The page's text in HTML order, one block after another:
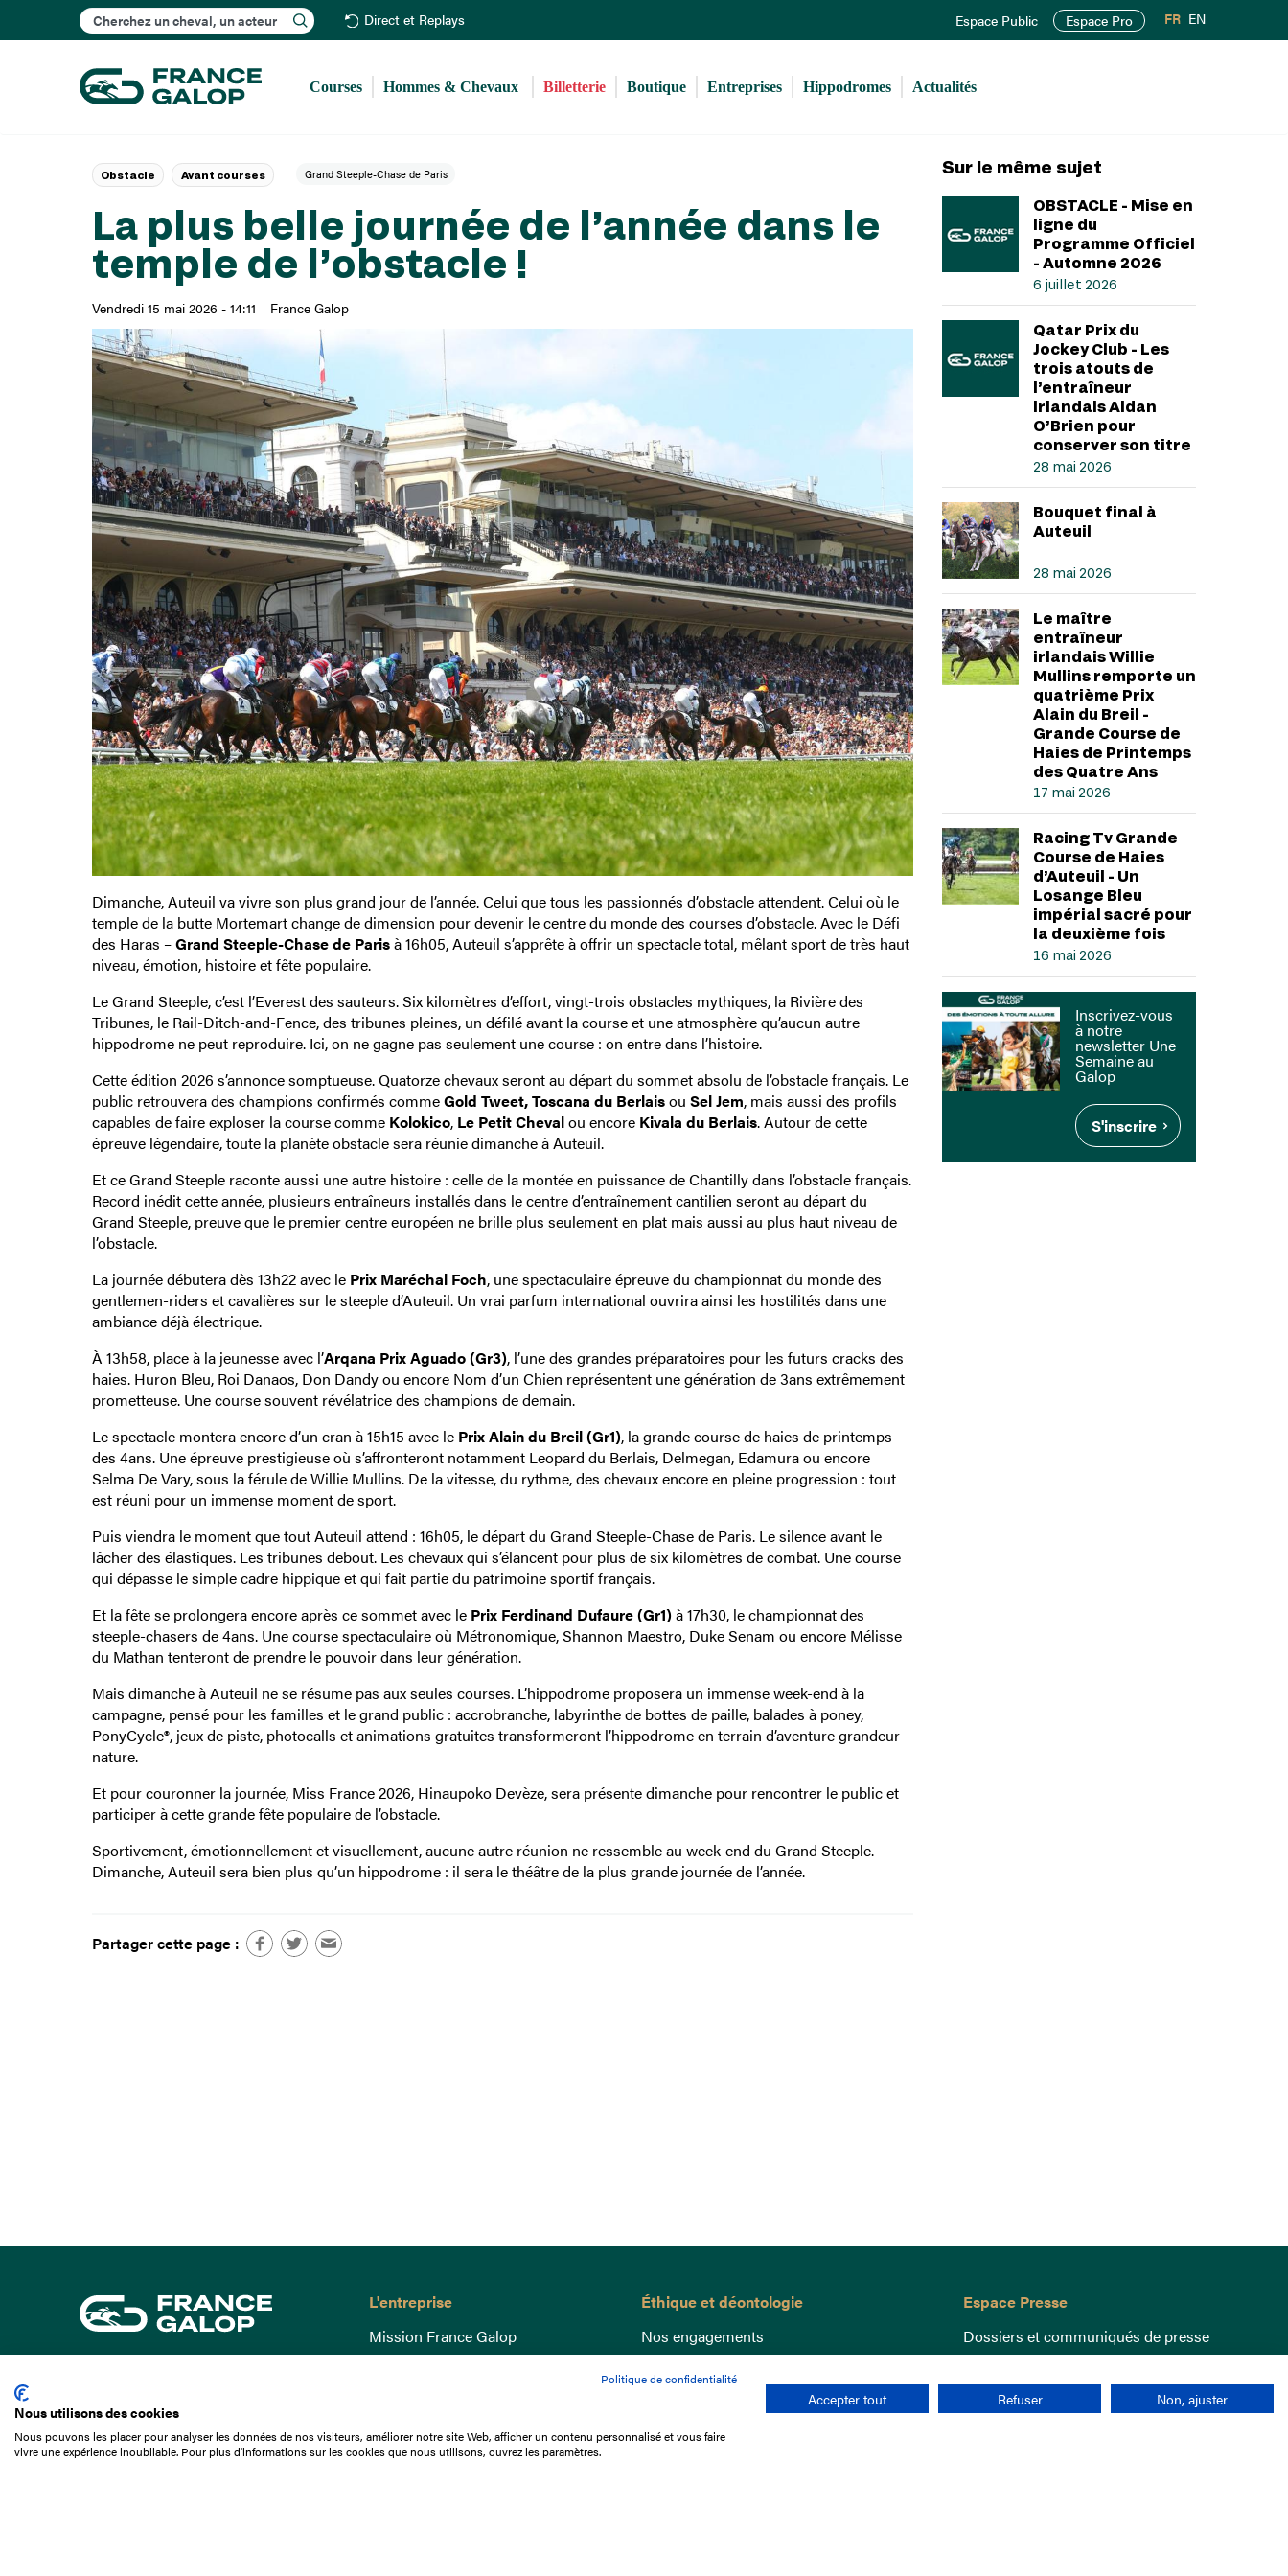
au
principal
Rechercher Direct et Replays Espace Public Espace Pro FR EN
Courses Hommes & Chevaux Billetterie Boutique Entreprises Hippodromes Actualités
La plus belle journée de l’année dans le
temple de l’obstacle !
Vendredi 15 mai 2026 - 14:11 France Galop
Obstacle Avant courses Grand Steeple-Chase de Paris
Dimanche, Auteuil va vivre son plus grand jour de l’année. Celui que tous les passionnés d’obstacle attendent. Celui où le
temple de la butte Mortemart change de dimension pour devenir le centre du monde des courses d’obstacle. Avec le Défi
des Haras –Grand Steeple-Chase de Parisà 16h05, Auteuil s’apprête à offrir un spectacle total, mêlant sport de très haut
niveau, émotion, histoire et fête populaire.
Le Grand Steeple, c’est l’Everest des sauteurs. Six kilomètres d’effort, vingt-trois obstacles mythiques, la Rivière des
Tribunes, le Rail-Ditch-and-Fence, des tribunes pleines, un défilé avant la course et une atmosphère qu’aucun autre
hippodrome ne peut reproduire. Ici, on ne gagne pas seulement une course : on entre dans l’histoire.
Cette édition 2026 s’annonce somptueuse. Quatorze chevaux seront au départ du sommet absolu de l’obstacle français. Le
public retrouvera des champions confirmés commeGold Tweet, Toscana du Berlaisou Sel Jem, mais aussi des profils
capables de faire exploser la course comme Kolokico, Le Petit Chevalou encore Kivala du Berlais. Autour de cette
épreuve légendaire, toute la planète obstacle sera réunie dimanche à Auteuil.
Et ce Grand Steeple raconte aussi une autre histoire : celle de la montée en puissance de Chantilly dans l’obstacle français.
Record inédit cette année, plusieurs entraîneurs installés dans le centre d’entraînement cantilien seront au départ du
Grand Steeple, preuve que le premier centre européen ne brille plus seulement en plat mais aussi au plus haut niveau de
l’obstacle.
La journée débutera dès 13h22 avec le Prix Maréchal Foch, une spectaculaire épreuve du championnat du monde des
gentlemen-riders et cavalières sur le steeple d’Auteuil. Un vrai parfum international ouvrira ainsi les hostilités dans une
ambiance déjà électrique.
À 13h58, place à la jeunesse avec l’Arqana Prix Aguado (Gr3), l’une des grandes préparatoires pour les futurs cracks des
haies. Huron Bleu, Roi Danaos, Don Dandy ou encore Nom d’un Chien représentent une génération de 3ans extrêmement
prometteuse. Une course souvent révélatrice des champions de demain.
Le spectacle montera encore d’un cran à 15h15 avec le Prix Alain du Breil (Gr1), la grande course de haies de printemps
des 4ans. Une épreuve prestigieuse où s’affronteront notamment Leopard du Berlais, Delmegan, Edamura ou encore
Selma De Vary, sous la férule de Willie Mullins. De la vitesse, du rythme, des chevaux encore en pleine progression : tout
est réuni pour un immense moment de sport.
Puis viendra le moment que tout Auteuil attend : 16h05, le départ du Grand Steeple-Chase de Paris. Le silence avant le
lâcher des élastiques. Les tribunes debout. Les chevaux qui s’élancent pour plus de six kilomètres de combat. Une course
qui dépasse le simple cadre hippique et qui fait partie du patrimoine sportif français.
Et la fête se prolongera encore après ce sommet avec le Prix Ferdinand Dufaure (Gr1)à 17h30, le championnat des
steeple-chasers de 4ans. Une course spectaculaire où Métronomique, Shannon Maestro, Duke Senam ou encore Mélisse
du Mathan tenteront de prendre le pouvoir dans leur génération.
Mais dimanche à Auteuil ne se résume pas aux seules courses. L’hippodrome proposera un immense week-end à la
campagne, pensé pour les familles et le grand public : accrobranche, labyrinthe de bottes de paille, balades à poney,
PonyCycle®, jeux de piste, photocalls et animations gratuites transformeront l’hippodrome en terrain d’aventure grandeur
nature.
Et pour couronner la journée, Miss France 2026, Hinaupoko Devèze, sera présente dimanche pour rencontrer le public et
participer à cette grande fête populaire de l’obstacle.
Sportivement, émotionnellement et visuellement, aucune autre réunion ne ressemble au week-end du Grand Steeple.
Dimanche, Auteuil sera bien plus qu’un hippodrome : il sera le théâtre de la plus grande journée de l’année.
Partager cette page :
Sur le même sujet
OBSTACLE - Mise en
ligne du
Programme Officiel
- Automne 2026
6 juillet 2026
Qatar Prix du
Jockey Club - Les
trois atouts de
l’entraîneur
irlandais Aidan
O’Brien pour
conserver son titre
28 mai 2026
Bouquet final à
Auteuil
28 mai 2026
Le maître
entraîneur
irlandais Willie
Mullins remporte un
quatrième Prix
Alain du Breil -
Grande Course de
Haies de Printemps
des Quatre Ans
17 mai 2026
Racing Tv Grande
Course de Haies
d’Auteuil - Un
Losange Bleu
impérial sacré pour
la deuxième fois
16 mai 2026
Inscrivez-vous
à notre
newsletter Une
Semaine au
Galop
S'inscrire
01 49 10 20 29
L'entreprise
Mission France Galop
Gouvernance
Comprendre les courses
Docuthèque
Éthique et déontologie
Nos engagements
Lutte anti-dopage
Bien être equin
Index Egalité Femmes-Hommes
Jeu responsable
Espace Presse
Dossiers et communiqués de presse
Politique de confidentialité
Nous utilisons des cookies
Nous pouvons les placer pour analyser les données de nos visiteurs, améliorer notre site Web, afficher un contenu personnalisé et vous faire
vivre une expérience inoubliable. Pour plus d'informations sur les cookies que nous utilisons, ouvrez les paramètres.
Accepter tout Refuser Non, ajuster